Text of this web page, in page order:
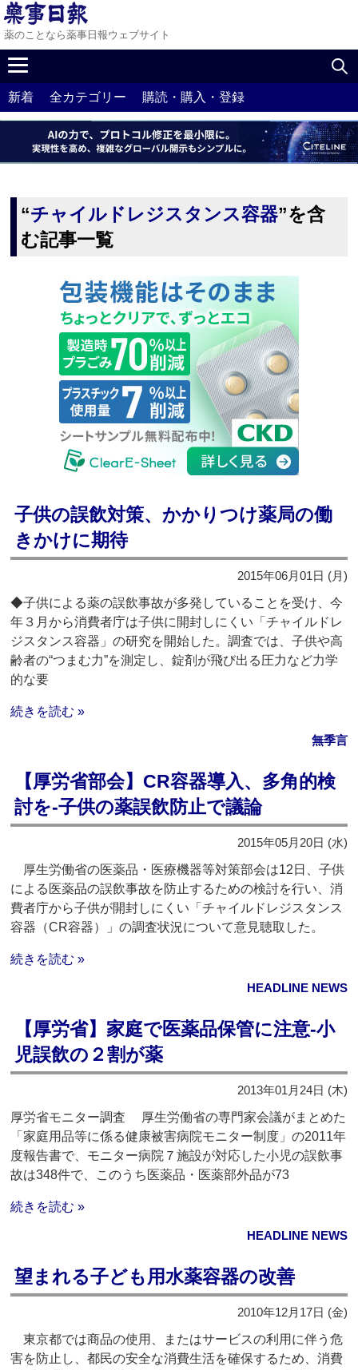
薬のことなら薬事日報ウェブサイト
新着 全カテゴリー 購読・購入・登録
“チャイルドレジスタンス容器”を含
む記事一覧
子供の誤飲対策、かかりつけ薬局の働
きかけに期待
2015年06月01日 (月)
◆子供による薬の誤飲事故が多発していることを受け、今
年３月から消費者庁は子供に開封しにくい「チャイルドレ
ジスタンス容器」の研究を開始した。調査では、子供や高
齢者の“つまむ力”を測定し、錠剤が飛び出る圧力など力学
的な要
続きを読む »
無季言
【厚労省部会】CR容器導入、多角的検
討を‐子供の薬誤飲防止で議論
2015年05月20日 (水)
厚生労働省の医薬品・医療機器等対策部会は12日、子供
による医薬品の誤飲事故を防止するための検討を行い、消
費者庁から子供が開封しにくい「チャイルドレジスタンス
容器（CR容器）」の調査状況について意見聴取した。
続きを読む »
HEADLINE NEWS
【厚労省】家庭で医薬品保管に注意‐小
児誤飲の２割が薬
2013年01月24日 (木)
厚労省モニター調査 厚生労働省の専門家会議がまとめた
「家庭用品等に係る健康被害病院モニター制度」の2011年
度報告書で、モニター病院７施設が対応した小児の誤飲事
故は348件で、このうち医薬品・医薬部外品が73
続きを読む »
HEADLINE NEWS
望まれる子ども用水薬容器の改善
2010年12月17日 (金)
東京都では商品の使用、またはサービスの利用に伴う危
害を防止し、都民の安全な消費生活を確保するため、消費